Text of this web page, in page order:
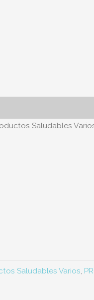
Saludables
Saludables Varios,